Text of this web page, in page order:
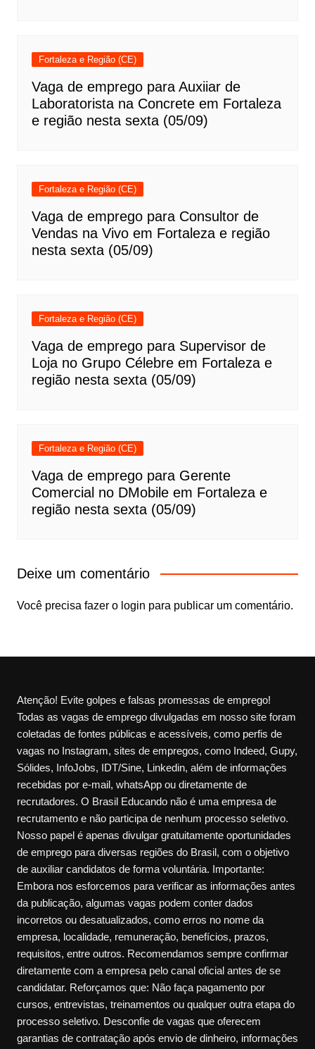
Fortaleza e Região (CE)
Vaga de emprego para Auxiiar de
Laboratorista na Concrete em Fortaleza
e região nesta sexta (05/09)
Fortaleza e Região (CE)
Vaga de emprego para Consultor de
Vendas na Vivo em Fortaleza e região
nesta sexta (05/09)
Fortaleza e Região (CE)
Vaga de emprego para Supervisor de
Loja no Grupo Célebre em Fortaleza e
região nesta sexta (05/09)
Fortaleza e Região (CE)
Vaga de emprego para Gerente
Comercial no DMobile em Fortaleza e
região nesta sexta (05/09)
Deixe um comentário
Você precisa fazer o login para publicar um comentário.
Atenção! Evite golpes e falsas promessas de emprego!
Todas as vagas de emprego divulgadas em nosso site foram
coletadas de fontes públicas e acessíveis, como perfis de
vagas no Instagram, sites de empregos, como Indeed, Gupy,
Sólides, InfoJobs, IDT/Sine, Linkedin, além de informações
recebidas por e-mail, whatsApp ou diretamente de
recrutadores. O Brasil Educando não é uma empresa de
recrutamento e não participa de nenhum processo seletivo.
Nosso papel é apenas divulgar gratuitamente oportunidades
de emprego para diversas regiões do Brasil, com o objetivo
de auxiliar candidatos de forma voluntária. Importante:
Embora nos esforcemos para verificar as informações antes
da publicação, algumas vagas podem conter dados
incorretos ou desatualizados, como erros no nome da
empresa, localidade, remuneração, benefícios, prazos,
requisitos, entre outros. Recomendamos sempre confirmar
diretamente com a empresa pelo canal oficial antes de se
candidatar. Reforçamos que: Não faça pagamento por
cursos, entrevistas, treinamentos ou qualquer outra etapa do
processo seletivo. Desconfie de vagas que oferecem
garantias de contratação após envio de dinheiro, informações